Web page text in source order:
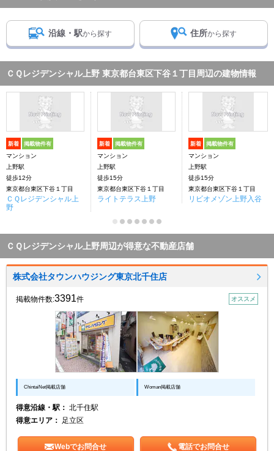
沿線・駅から探す 住所から探す
ＣＱレジデンシャル上野 東京都台東区下谷１丁目周辺の建物情報
新着 掲載物件有
マンション
上野駅
徒歩12分
東京都台東区下谷１丁目
ＣＱレジデンシャル上
野
新着 掲載物件有
マンション
上野駅
徒歩15分
東京都台東区下谷１丁目
ライトテラス上野
新着 掲載物件有
マンション
上野駅
徒歩15分
東京都台東区下谷１丁目
リビオメゾン上野入谷
ＣＱレジデンシャル上野周辺が得意な不動産店舗
株式会社タウンハウジング東京北千住店
掲載物件数:3391件 オススメ
ChintaiNet掲載店舗 Woman掲載店舗
得意沿線・駅： 北千住駅
得意エリア：
足立区
Webでお問合せ 電話でお問合せ